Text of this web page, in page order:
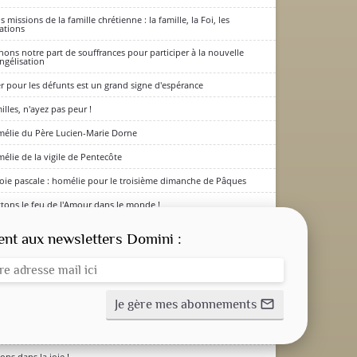
missions de la famille chrétienne : la famille, la Foi, les
notre part de souffrances pour participer à la nouvelle
pour les défunts est un grand signe d'espérance
n'ayez pas peur !
du Père Lucien-Marie Dorne
de la vigile de Pentecôte
pascale : homélie pour le troisième dimanche de Pâques
le feu de l'Amour dans le monde !
Mystère de Joie et d'Espérance
le courage d’aller à contre-courant. Et ayez le courage d’être
CONSIGNE SPITRITUELLE
aux newsletters Domini :
Je gère mes abonnements mail_outline